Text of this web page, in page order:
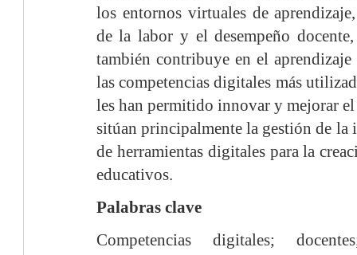
los entornos virtuales de
de la labor y el desempeño
también contribuye en el
las competencias digitales más
les han permitido innovar y mejorar el
sitúan principalmente la gestión de
de herramientas digitales para la
educativos.
Palabras clave
Competencias digitales;